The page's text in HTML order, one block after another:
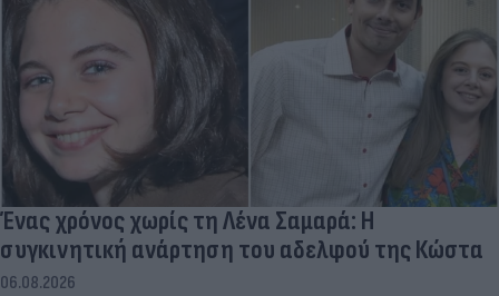
Ένας χρόνος χωρίς τη Λένα Σαμαρά: Η
συγκινητική ανάρτηση του αδελφού της Κώστα
06.08.2026